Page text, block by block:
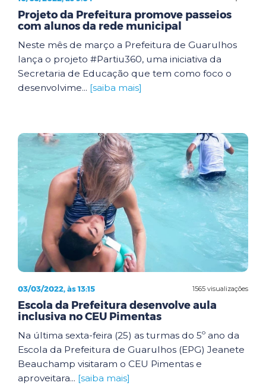
Projeto da Prefeitura promove passeios
com alunos da rede municipal
Neste mês de março a Prefeitura de Guarulhos
lança o projeto #Partiu360, uma iniciativa da
Secretaria de Educação que tem como foco o
desenvolvime... [saiba mais]
1565 visualizações
03/03/2022, às 13:15
Escola da Prefeitura desenvolve aula
inclusiva no CEU Pimentas
Na última sexta-feira (25) as turmas do 5º ano da
Escola da Prefeitura de Guarulhos (EPG) Jeanete
Beauchamp visitaram o CEU Pimentas e
aproveitara... [saiba mais]